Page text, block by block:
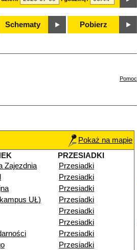
Schematy Pobierz
Pomoc
Pokaż na mapie
PRZESIADKI
Zajezdnia
Przesiadki
Przesiadki
Przesiadki
UŁ)
Przesiadki
Przesiadki
Przesiadki
Przesiadki
Przesiadki